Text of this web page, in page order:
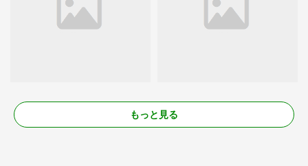
もっと見る